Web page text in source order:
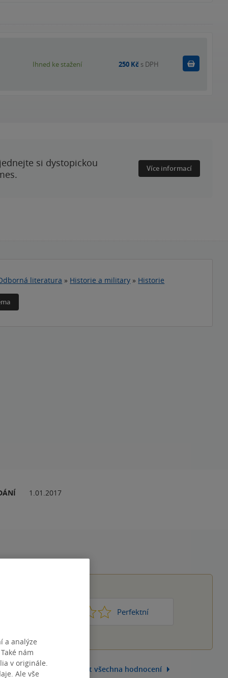
Ihned ke stažení 250 Kč s DPH Koupit
si dystopickou
Více informací
literatura » Historie a military » Historie
1.01.2017
Perfektní
Zobrazit všechna hodnocení
a analýze
nám
v originále.
Ale vše